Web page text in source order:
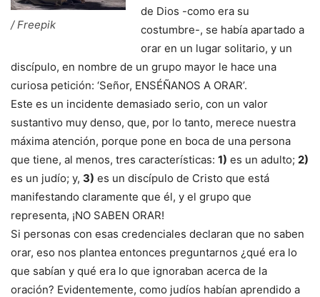
/ Freepik
de Dios -como era su
costumbre-, se había apartado a
orar en un lugar solitario, y un
discípulo, en nombre de un grupo mayor le hace una
curiosa petición: ‘Señor, ENSÉÑANOS A ORAR’.
Este es un incidente demasiado serio, con un valor
sustantivo muy denso, que, por lo tanto, merece nuestra
máxima atención, porque pone en boca de una persona
que tiene, al menos, tres características: 1) es un adulto; 2)
es un judío; y, 3) es un discípulo de Cristo que está
manifestando claramente que él, y el grupo que
representa, ¡NO SABEN ORAR!
Si personas con esas credenciales declaran que no saben
orar, eso nos plantea entonces preguntarnos ¿qué era lo
que sabían y qué era lo que ignoraban acerca de la
oración? Evidentemente, como judíos habían aprendido a